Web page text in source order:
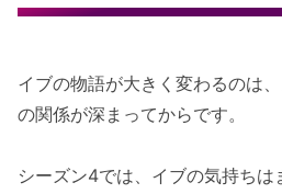
イブの物語が大きく変わるのは
の関係が深まってからです。
シーズン4では、イブの気持ちは